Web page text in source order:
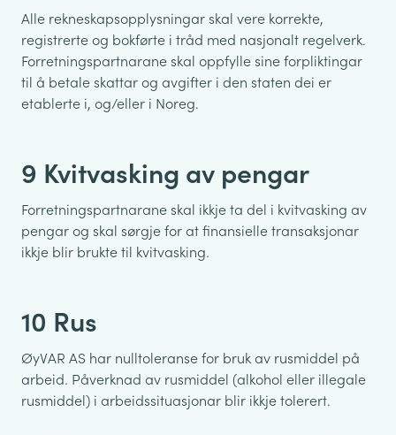
Alle rekneskapsopplysningar skal vere korrekte,
registrerte og bokførte i tråd med nasjonalt regelverk.
Forretningspartnarane skal oppfylle sine forpliktingar
til å betale skattar og avgifter i den staten dei er
etablerte i, og/eller i Noreg.
9 Kvitvasking av pengar
Forretningspartnarane skal ikkje ta del i kvitvasking av
pengar og skal sørgje for at finansielle transaksjonar
ikkje blir brukte til kvitvasking.
10 Rus
ØyVAR AS har nulltoleranse for bruk av rusmiddel på
arbeid. Påverknad av rusmiddel (alkohol eller illegale
rusmiddel) i arbeidssituasjonar blir ikkje tolerert.